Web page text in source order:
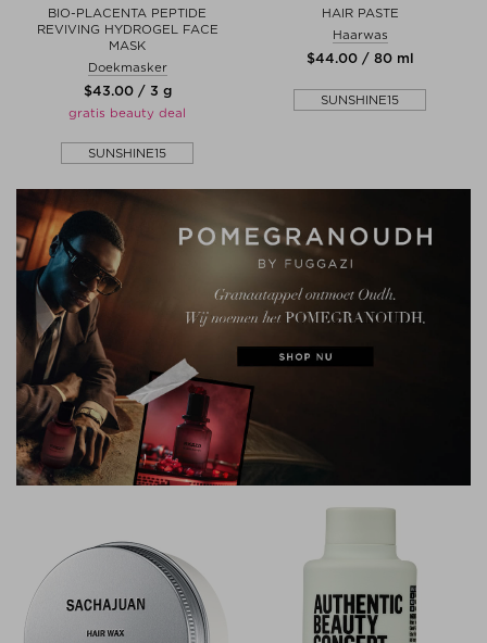
BIO-PLACENTA PEPTIDE
REVIVING HYDROGEL FACE
MASK
Doekmasker
$‌43.00 / 3 g
gratis beauty deal
SUNSHINE15
HAIR PASTE
Haarwas
$‌44.00 / 80 ml
SUNSHINE15